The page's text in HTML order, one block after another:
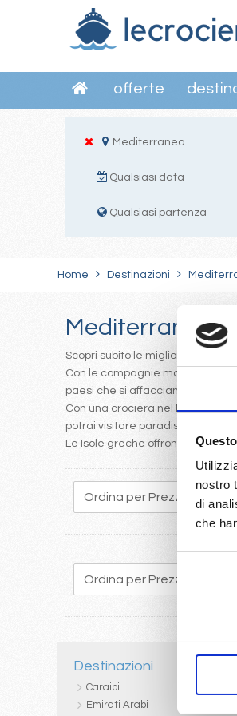
nostro
di
che
Selezione
del
consenso
offerte
Mediterraneo
Qualsiasi data
Qualsiasi partenza
Home Destinazioni
Mediterraneo
Scopri subito le migliori offerte
Con le compagnie marittime
paesi che si affacciano sul
Con una crociera nel
potrai visitare paradisi quali
Le Isole greche offrono un
197 198 199 200
197 198 199
Destinazioni
Caraibi
Emirati Arabi